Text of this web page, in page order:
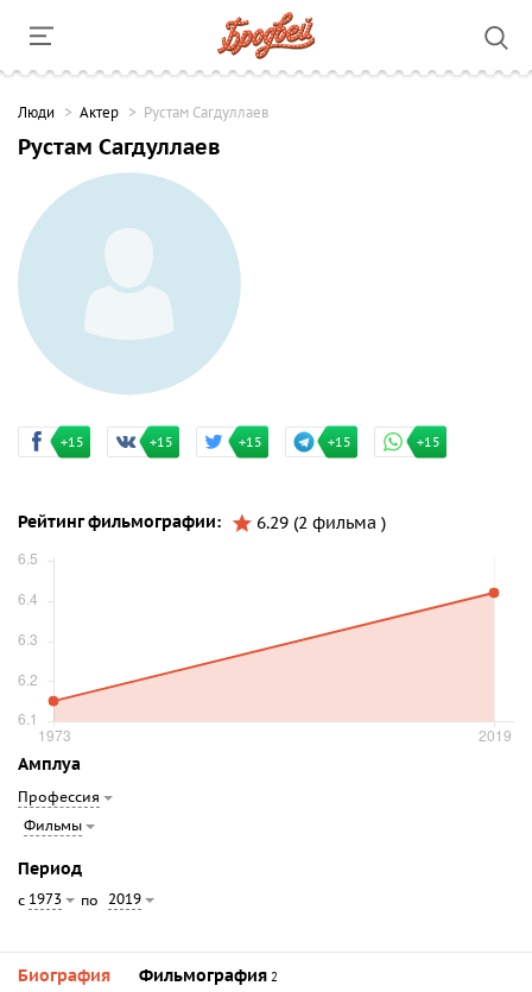
Люди Актер Рустам Сагдуллаев
Рустам Сагдуллаев
+15 +15 +15 +15 +15
Рейтинг фильмографии: 6.29 (2 фильма )
Амплуа
Профессия
Фильмы
Период
с 1973 по 2019
Биография Фильмография 2